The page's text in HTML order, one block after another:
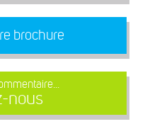
brochure
nous